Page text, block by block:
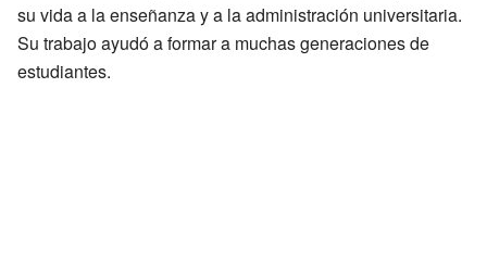
su vida a la enseñanza y a la administración universitaria.
Su trabajo ayudó a formar a muchas generaciones de
estudiantes.